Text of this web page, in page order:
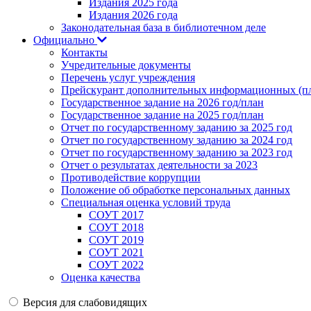
Издания 2025 года
Издания 2026 года
Законодательная база в библиотечном деле
Официально
Контакты
Учредительные документы
Перечень услуг учреждения
Прейскурант дополнительных информационных
Государственное задание на 2026 год/план
Государственное задание на 2025 год/план
Отчет по государственному заданию за 2025 год
Отчет по государственному заданию за 2024 год
Отчет по государственному заданию за 2023 год
Отчет о результатах деятельности за 2023
Противодействие коррупции
Положение об обработке персональных данных
Специальная оценка условий труда
СОУТ 2017
СОУТ 2018
СОУТ 2019
СОУТ 2021
СОУТ 2022
Оценка качества
Версия для слабовидящих